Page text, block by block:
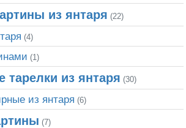
из янтаря (22)
(4)
(1)
тарелки из янтаря (30)
из янтаря (6)
(7)